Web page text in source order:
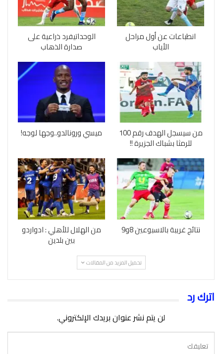
انطباعات عن أول مراحل
الأياب
الوحداتيفرد ذراعية على
صدارة الذهاب
من سيسجل الهدف رقم 100
للرمثا بشباك الجزيرة !!
ميسي ورونالدو..وجها لوجه!
نتائج غريبة بالاسبوعين 8و9 من الهلال للأهلي : ادواردو
بين بلدين
تحميل المزيد من المقالات
اترك رد
لن يتم نشر عنوان بريدك الإلكتروني.